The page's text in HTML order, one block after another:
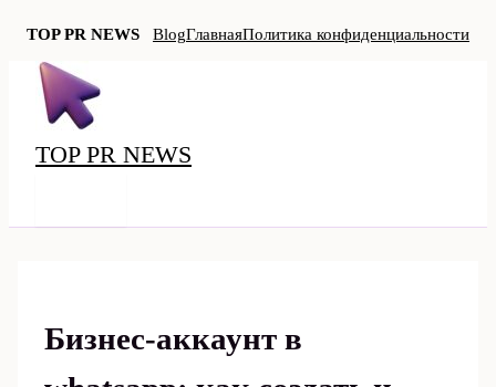
TOP PR NEWS BlogГлавнаяПолитика конфиденциальности
Перейти
содержимому
TOP PR NEWS
Бизнес-аккаунт в